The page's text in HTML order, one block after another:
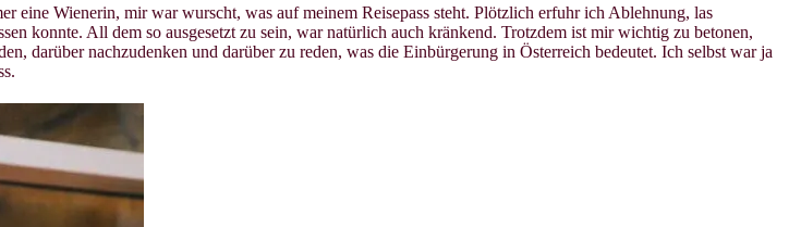
Wienerin, mir war wurscht, was auf meinem Reisepass steht. Plötzlich erfuhr ich Ablehnung, las
konnte. All dem so ausgesetzt zu sein, war natürlich auch kränkend. Trotzdem ist mir wichtig zu betonen,
darüber nachzudenken und darüber zu reden, was die Einbürgerung in Österreich bedeutet. Ich selbst war ja